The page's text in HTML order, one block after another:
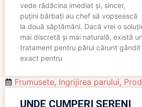
vede rădăcina imediat și, sincer,
puțini bărbați au chef să vopsească
la două săptămâni. Dacă vrei o
mai discretă și mai naturală, există un
tratament pentru părul cărunt gândit
exact pentru
Frumusete, Ingrijirea parului,
UNDE CUMPERI SERENI